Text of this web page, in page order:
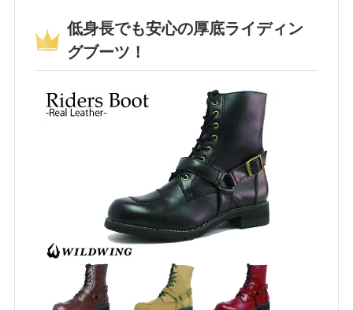
低身長でも安心の厚底ライディン
グブーツ！